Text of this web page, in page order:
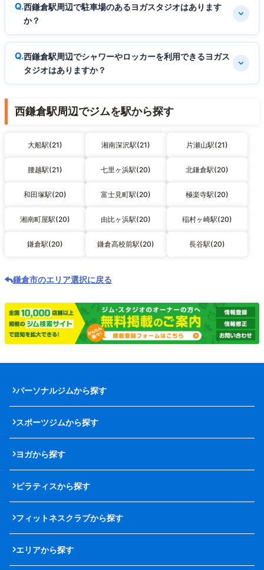
西鎌倉駅周辺で駐車場のあるヨガスタジオはあります
か？
西鎌倉駅周辺でシャワーやロッカーを利用できるヨガス
タジオはありますか？
西鎌倉駅周辺でジムを駅から探す
大船駅(21) 湘南深沢駅(21) 片瀬山駅(21)
腰越駅(21) 七里ヶ浜駅(20) 北鎌倉駅(20)
和田塚駅(20) 富士見町駅(20) 極楽寺駅(20)
湘南町屋駅(20) 由比ヶ浜駅(20) 稲村ヶ崎駅(20)
鎌倉駅(20) 鎌倉高校前駅(20) 長谷駅(20)
鎌倉市のエリア選択に戻る
パーソナルジムから探す
スポーツジムから探す
ヨガから探す
ピラティスから探す
フィットネスクラブから探す
エリアから探す